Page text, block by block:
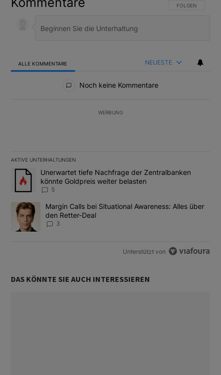
FOLGE DIESER
FOLGEN
ALLE KOMMENTARE NEUESTE
Noch keine Kommentare
WERBUNG
AKTIVE UNTERHALTUNGEN
Das Folgende ist eine Liste der am meisten kommentierten
Ein Trendartikel mit dem Titel "Unerwartet tiefe Nachfrage der
Unerwartet tiefe Nachfrage der Zentralbanken
könnte Goldpreis weiter belasten
5
Ein Trendartikel mit dem Titel "Margin Calls bei Situational
Margin Calls bei Situational Awareness: Alles über
den Retter-Deal
3
Unterstützt von
DAS KÖNNTE SIE AUCH INTERESSIEREN